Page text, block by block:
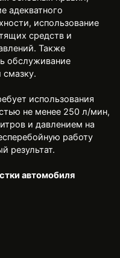
адекватного
использование
средств и
Также
обслуживание
использования
не менее 250 л/мин,
и давлением на
работу
результат.
автомобиля